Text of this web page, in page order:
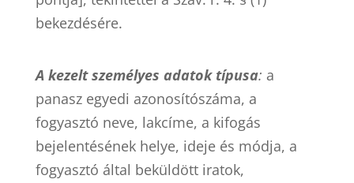
bekezdésére.
A kezelt személyes adatok típusa: a
panasz egyedi azonosítószáma, a
fogyasztó neve, lakcíme, a kifogás
bejelentésének helye, ideje és módja, a
fogyasztó által beküldött iratok,